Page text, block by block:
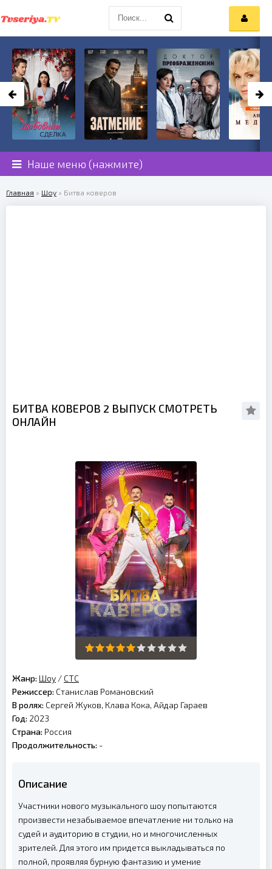
Наше меню (нажмите)
Главная » Шоу » Битва коверов
БИТВА КОВЕРОВ 2 ВЫПУСК СМОТРЕТЬ
ОНЛАЙН
Жанр: Шоу / СТС
Режиссер: Станислав Романовский
В ролях: Сергей Жуков, Клава Кока, Айдар Гараев
Год: 2023
Страна: Россия
Продолжительность: -
Описание
Участники нового музыкального шоу попытаются
произвести незабываемое впечатление ни только на
судей и аудиторию в студии, но и многочисленных
зрителей. Для этого им придется выкладываться по
полной, проявляя бурную фантазию и умение